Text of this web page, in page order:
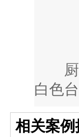
厨房
白色
相关案例